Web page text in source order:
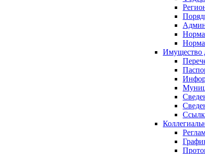
Имущество